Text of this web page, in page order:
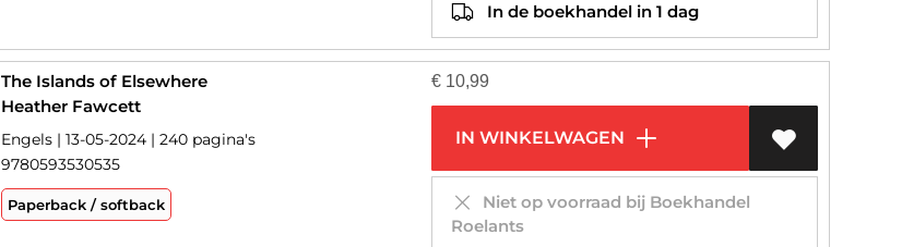
In de boekhandel in 1 dag
The Islands of Elsewhere
Heather Fawcett
Engels | 13-05-2024 | 240 pagina's
9780593530535
Paperback / softback
€ 10,99
IN WINKELWAGEN
Niet op voorraad bij Boekhandel
Roelants